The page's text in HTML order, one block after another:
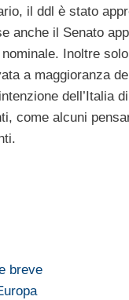
il ddl è stato
anche il Senato
Inoltre
a maggioranza
dell’Italia
come alcuni
breve